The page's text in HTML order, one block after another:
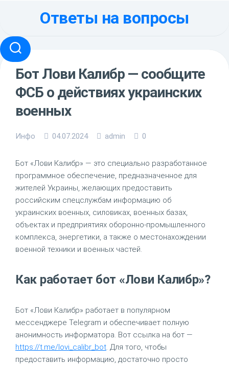
Ответы на вопросы
Бот Лови Калибр — сообщите
ФСБ о действиях украинских
военных
Инфо 04.07.2024 admin 0
Бот «Лови Калибр» — это специально разработанное
программное обеспечение, предназначенное для
жителей Украины, желающих предоставить
российским спецслужбам информацию об
украинских военных, силовиках, военных базах,
объектах и предприятиях оборонно-промышленного
комплекса, энергетики, а также о местонахождении
военной техники и военных частей.
Как работает бот «Лови Калибр»?
Бот «Лови Калибр» работает в популярном
мессенджере Telegram и обеспечивает полную
анонимность информатора. Вот ссылка на бот —
https://t.me/lovi_calibr_bot. Для того, чтобы
предоставить информацию, достаточно просто